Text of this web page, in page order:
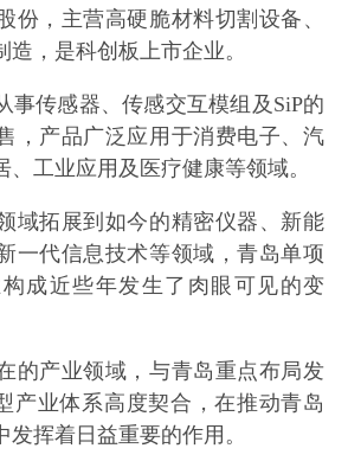
份，主营高硬脆材料切割设备、
，是科创板上市企业。
事传感器、传感交互模组及SiP的
，产品广泛应用于消费电子、汽
工业应用及医疗健康等领域。
域拓展到如今的精密仪器、新能
一代信息技术等领域，青岛单项
成近些年发生了肉眼可见的变
的产业领域，与青岛重点布局发
产业体系高度契合，在推动青岛
挥着日益重要的作用。